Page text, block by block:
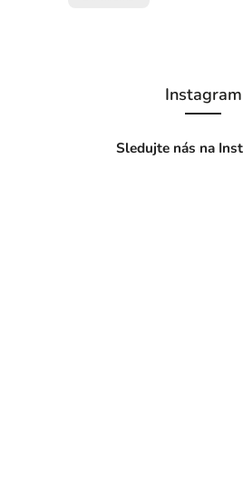
Instagram
Sledujte nás na